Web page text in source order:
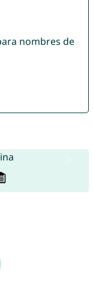
nombres de